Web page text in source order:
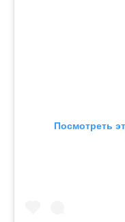
Посмотреть